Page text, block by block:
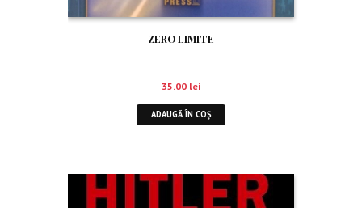
ZERO LIMITE
35.00 lei
ADAUGĂ ÎN COȘ